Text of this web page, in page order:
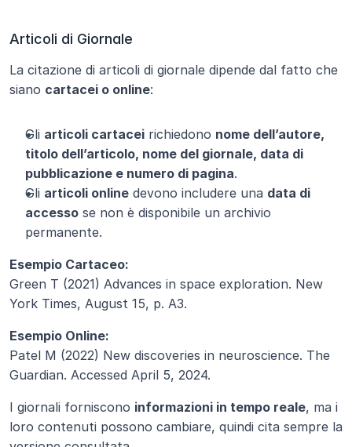
Articoli di Giornale
La citazione di articoli di giornale dipende dal fatto che
siano cartacei o online:
Gli articoli cartacei richiedono nome dell’autore,
titolo dell’articolo, nome del giornale, data di
pubblicazione e numero di pagina.
Gli articoli online devono includere una data di
accesso se non è disponibile un archivio
permanente.
Esempio Cartaceo:
Green T (2021) Advances in space exploration. New
York Times, August 15, p. A3.
Esempio Online:
Patel M (2022) New discoveries in neuroscience. The
Guardian. Accessed April 5, 2024.
I giornali forniscono informazioni in tempo reale, ma i
loro contenuti possono cambiare, quindi cita sempre la